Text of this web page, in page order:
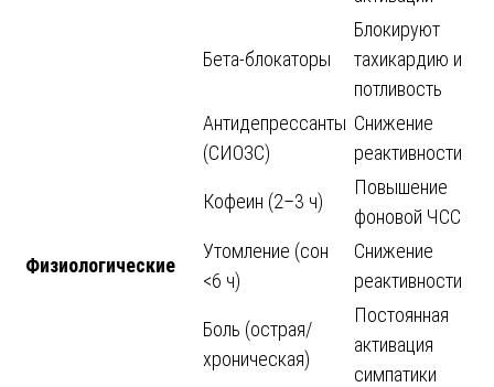
Бета-блокаторы
Блокируют
тахикардию и
потливость
Антидепрессанты
(СИОЗС)
Снижение
реактивности
Кофеин (2–3 ч)
Повышение
фоновой ЧСС
Физиологические
Утомление (сон
<6 ч)
Снижение
реактивности
Боль (острая/
хроническая)
Постоянная
активация
симпатики